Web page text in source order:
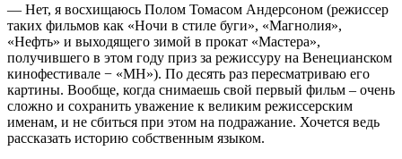
— Нет, я восхищаюсь Полом Томасом Андерсоном (режиссер
таких фильмов как «Ночи в стиле буги», «Магнолия»,
«Нефть» и выходящего зимой в прокат «Мастера»,
получившего в этом году приз за режиссуру на Венецианском
кинофестивале − «МН»). По десять раз пересматриваю его
картины. Вообще, когда снимаешь свой первый фильм – очень
сложно и сохранить уважение к великим режиссерским
именам, и не сбиться при этом на подражание. Хочется ведь
рассказать историю собственным языком.